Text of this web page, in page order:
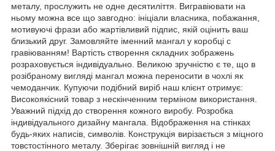
металу, прослужить не одне десятиліття. Вигравіювати на
ньому можна все що завгодно: ініціали власника, побажання,
мотивуючі фрази або жартівливий підпис, якій оцінить ваш
близький друг. Замовляйте іменний мангал у коробці с
гравіюванням! Вартість створення складних зображень
розраховується індивідуально. Великою зручністю є те, що в
розібраному вигляді мангал можна переносити в чохлі як
чемоданчик. Купуючи подібний виріб наш клієнт отримує:
Високоякісний товар з нескінченним терміном використання.
Уважний підхід до створення кожного виробу. Розробка
індивідуального дизайну мангала. Відображення на стінках
будь-яких написів, символів. Конструкція вирізається з міцного
товстостінного металу. Зберігає зовнішній вигляд і не